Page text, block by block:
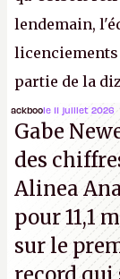
lendemain,
licenciements
partie de la
travaillé sur
d'Ubisoft
ackboole 11 juillet 2026
Gabe
des
Alinea
pour 11,1
sur le